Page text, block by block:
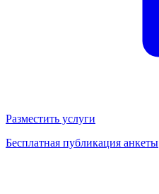
Разместить услуги
Бесплатная публикация анкеты